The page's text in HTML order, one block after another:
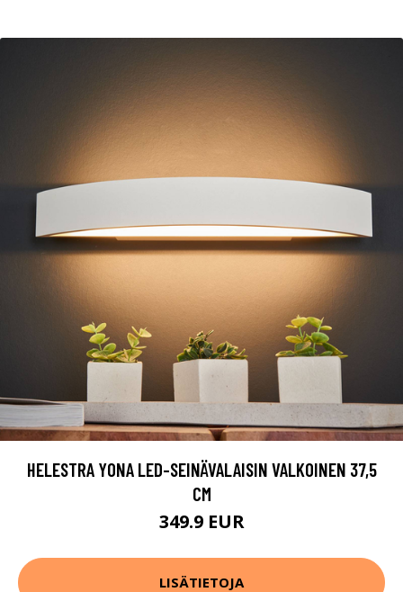
HELESTRA YONA LED-SEINÄVALAISIN VALKOINEN 37,5
CM
349.9 EUR
LISÄTIETOJA